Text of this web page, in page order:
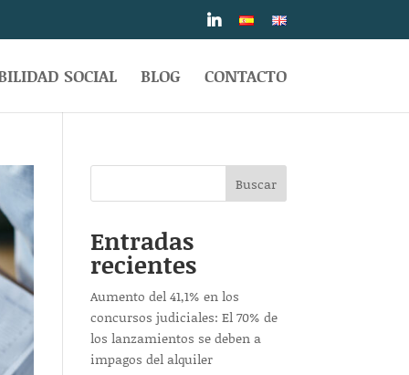
SOCIAL BLOG CONTACTO
Buscar
Entradas
recientes
Aumento del 41,1% en los
concursos judiciales: El 70% de
los lanzamientos se deben a
impagos del alquiler